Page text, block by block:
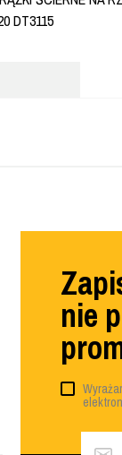
DT3115
nie